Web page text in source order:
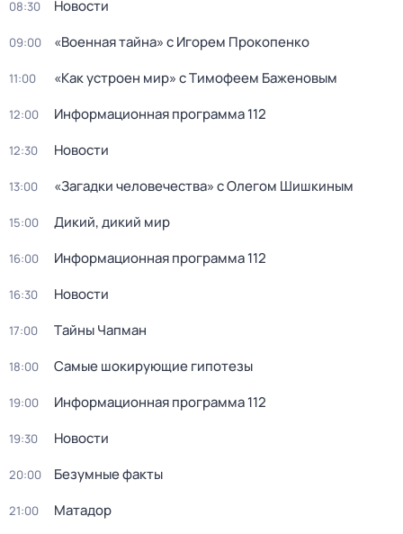
08:30 Новости
09:00 «Военная тайна» с Игорем Прокопенко
11:00 «Как устроен мир» с Тимофеем Баженовым
12:00 Информационная программа 112
12:30 Новости
13:00 «Загадки человечества» с Олегом Шишкиным
15:00 Дикий, дикий мир
16:00 Информационная программа 112
16:30 Новости
17:00 Тaйны Чапман
18:00 Самые шoкиpующие гипотезы
19:00 Информационная программа 112
19:30 Новости
20:00 Безумные факты
21:00 Матадор